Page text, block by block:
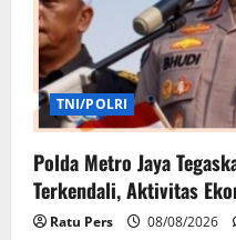
TNI/POLRI
Polda Metro Jaya
Terkendali, Aktivitas
Ratu Pers 08/08/2026